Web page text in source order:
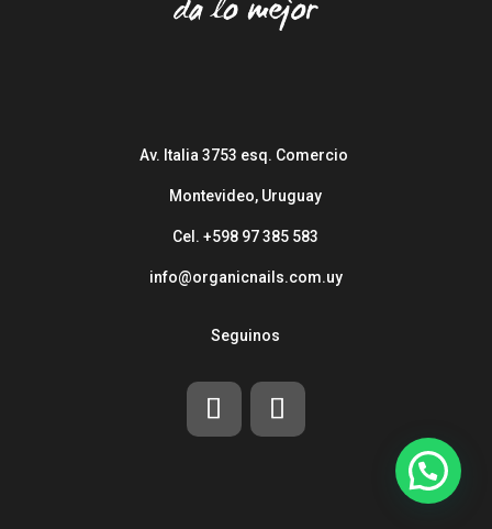
Av. Italia 3753 esq. Comercio
Montevideo, Uruguay
Cel. +598 97 385 583
info@organicnails.com.uy
Seguinos